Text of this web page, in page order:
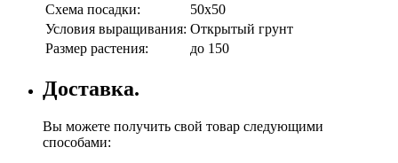
Схема посадки:
50х50
Условия выращивания: Открытый грунт
Размер растения:
до 150
Доставка.
Вы можете получить свой товар следующими
способами: